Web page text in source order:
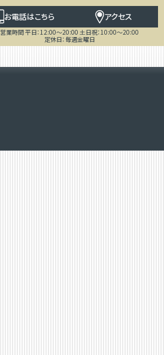
お電話はこちら アクセス
営業時間 平日：12:00～20:00 土日祝：10:00～20:00
定休日：毎週金曜日